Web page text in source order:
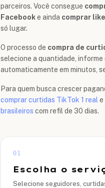
parceiros. Você consegue
Facebooke ainda comprar
só lugar.
O processo de compra de
selecione a quantidade,
automaticamente em minutos,
Para quem busca crescer
comprar curtidas TikTok 1 real e
brasileiros com refil de 30 dias.
01
Escolha o
Selecione seguidores,